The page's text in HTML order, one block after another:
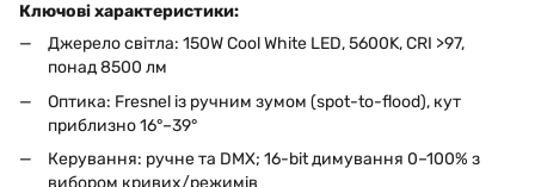
Ключові характеристики:
Джерело світла: 150W Cool White LED, 5600K, CRI >97,
понад 8500 лм
Оптика: Fresnel із ручним зумом (spot-to-flood), кут
приблизно 16°–39°
Керування: ручне та DMX; 16-bit димування 0–100% з